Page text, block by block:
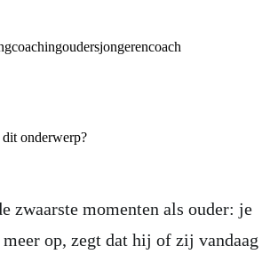
coachingoudersjongerencoach
onderwerp?
zwaarste momenten als ouder: je
op, zegt dat hij of zij vandaag